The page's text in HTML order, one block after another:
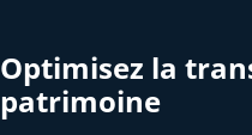
Optimisez la
patrimoine